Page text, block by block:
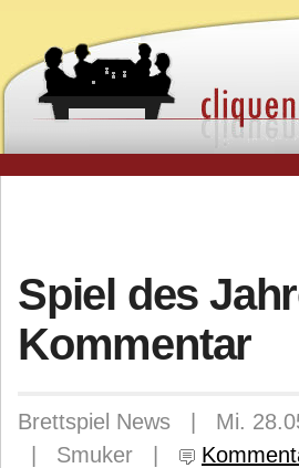
Spiel des
Kommentar
Brettspiel News | Mi.
| Smuker |